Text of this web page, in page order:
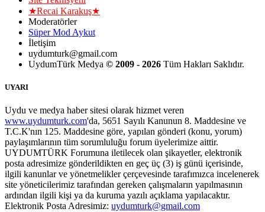
★Recai Karakuş★
Moderatörler
Süper Mod Aykut
İletişim
uydumturk@gmail.com
UydumTürk Medya © 2009 - 2026 Tüm Hakları Saklıdır.
UYARI
Uydu ve medya haber sitesi olarak hizmet veren
www.uydumturk.com'da, 5651 Sayılı Kanunun 8. Maddesine ve
T.C.K'nın 125. Maddesine göre, yapılan gönderi (konu, yorum)
paylaşımlarının tüm sorumluluğu forum üyelerimize aittir.
UYDUMTÜRK Forumuna iletilecek olan şikayetler, elektronik
posta adresimize gönderildikten en geç üç (3) iş günü içerisinde,
ilgili kanunlar ve yönetmelikler çerçevesinde tarafımızca incelenerek
site yöneticilerimiz tarafından gereken çalışmaların yapılmasının
ardından ilgili kişi ya da kuruma yazılı açıklama yapılacaktır.
Elektronik Posta Adresimiz: uydumturk@gmail.com